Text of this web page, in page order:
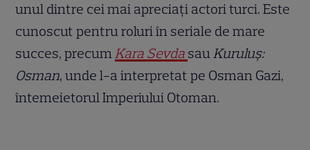
unul dintre cei mai apreciați actori turci. Este
cunoscut pentru roluri în seriale de mare
succes, precumKara Sevda sauKuruluş:
Osman, unde l-a interpretat pe Osman Gazi,
întemeietorul Imperiului Otoman.